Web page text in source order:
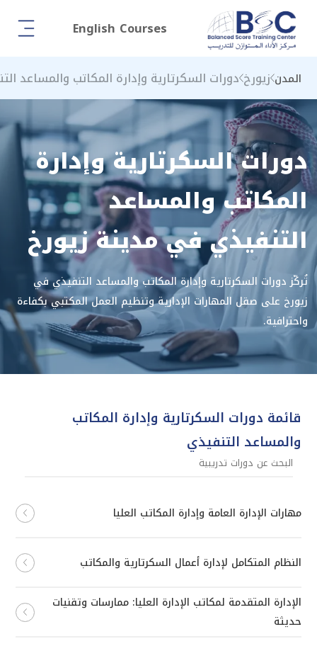
English Courses
المدن زيورخ دورات السكرتارية وإدارة المكاتب والمساعد
دورات السكرتارية وإدارة
المكاتب والمساعد
التنفيذي في مدينة زيورخ
تُركّز دورات السكرتارية وإدارة المكاتب والمساعد التنفيذي في
زيورخ على صقل المهارات الإدارية وتنظيم العمل المكتبي بكفاءة
واحترافية.
قائمة دورات السكرتارية وإدارة المكاتب
والمساعد التنفيذي
مهارات الإدارة العامة وإدارة المكاتب العليا
النظام المتكامل لإدارة أعمال السكرتارية والمكاتب
الإدارة المتقدمة لمكاتب الإدارة العليا: ممارسات وتقنيات
حديثة